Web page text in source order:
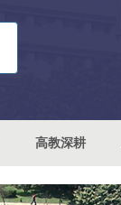
高教深耕